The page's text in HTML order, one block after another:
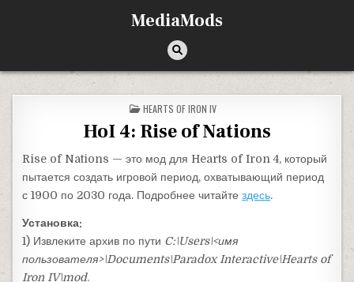
MediaMods
ОПУБЛИКОВАНО В
HEARTS OF IRON IV
HoI 4: Rise of Nations
Rise of Nations — это мод для Hearts of Iron 4, который
пытается создать игровой период, охватывающий период
с 1900 по 2030 года. Подробнее читайтездесь.
Установка:
1) Извлеките архив по пути C:\Users\<имя
пользователя>\Documents\Paradox Interactive\Hearts of
Iron IV\mod.